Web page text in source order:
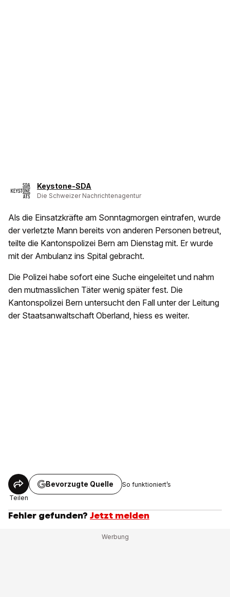
Keystone-SDA
Die Schweizer Nachrichtenagentur
Als die Einsatzkräfte am Sonntagmorgen eintrafen, wurde
der verletzte Mann bereits von anderen Personen betreut,
teilte die Kantonspolizei Bern am Dienstag mit. Er wurde
mit der Ambulanz ins Spital gebracht.
Die Polizei habe sofort eine Suche eingeleitet und nahm
den mutmasslichen Täter wenig später fest. Die
Kantonspolizei Bern untersucht den Fall unter der Leitung
der Staatsanwaltschaft Oberland, hiess es weiter.
Teilen
Bevorzugte Quelle So funktioniert’s
Fehler gefunden? Jetzt melden